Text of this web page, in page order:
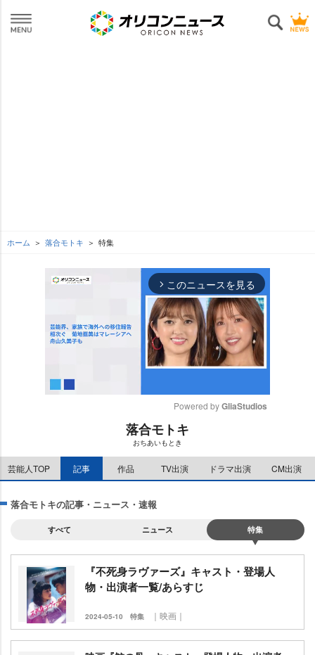
ホーム 落合モトキ 特集
arrow_forward_ios このニュースを見る
e
Powered by GliaStudios
落合モトキ
おちあいもとき
芸能人TOP 記事 作品 TV出演 ドラマ出演 CM出演
落合モトキの記事・ニュース・速報
すべて ニュース 特集
『不死身ラヴァーズ』キャスト・登場人
物・出演者一覧/あらすじ
2024-05-10 特集 ｜映画｜